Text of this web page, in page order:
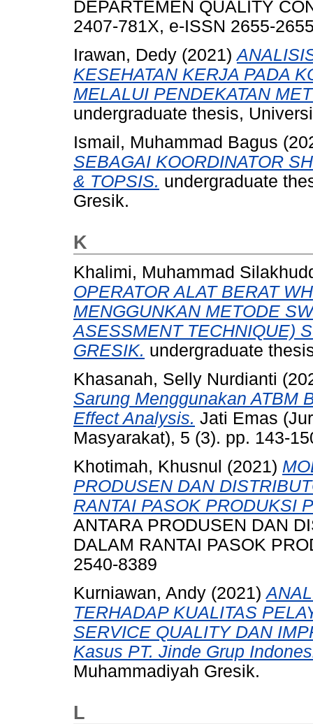
DEPARTEMEN QUALITY
2407-781X, e-ISSN 2655-
Irawan, Dedy (2021)
KESEHATAN KERJA PADA
MELALUI PENDEKATAN
undergraduate thesis,
Ismail, Muhammad Bagus
SEBAGAI KOORDINATOR
& TOPSIS. undergraduate
Gresik.
K
Khalimi, Muhammad
OPERATOR ALAT BERAT
MENGGUNKAN METODE
ASESSMENT TECHNIQUE)
GRESIK. undergraduate
Khasanah, Selly Nurdianti
Sarung Menggunakan ATBM
Effect Analysis. Jati Emas
Masyarakat), 5 (3). pp. 143-
Khotimah, Khusnul (2021)
PRODUSEN DAN
RANTAI PASOK PRODUKSI
ANTARA PRODUSEN DAN
DALAM RANTAI PASOK
2540-8389
Kurniawan, Andy (2021)
TERHADAP KUALITAS
SERVICE QUALITY DAN
Kasus PT. Jinde Grup
Muhammadiyah Gresik.
L